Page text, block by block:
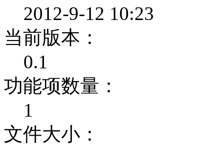
2012-9-12 10:23
当前版本：
0.1
功能项数量：
1
文件大小：